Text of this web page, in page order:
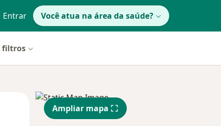
Entrar Você atua na área da saúde?
filtros
Segunda-feira Ter,
11 Ago
Qua
12 Ago
Ampliar mapa